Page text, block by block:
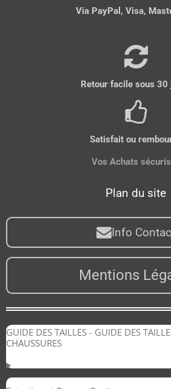
Via PayPal, Visa,
Retour facile sous 30
Satisfait ou
Vos Achats
Plan du site
Info
Mentions
GUIDE DES TAILLES - GUIDE DES
CHAUSSURES